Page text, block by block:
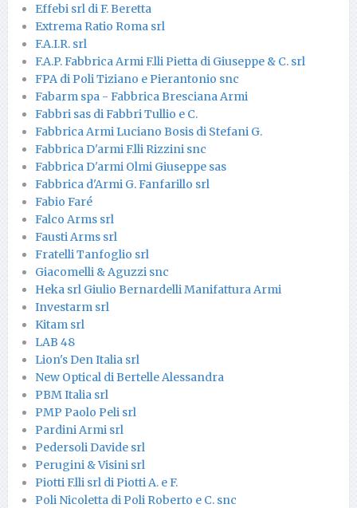
Effebi srl di F. Beretta
Extrema Ratio Roma srl
F.A.I.R. srl
F.A.P. Fabbrica Armi F.lli Pietta di Giuseppe & C. srl
FPA di Poli Tiziano e Pierantonio snc
Fabarm spa - Fabbrica Bresciana Armi
Fabbri sas di Fabbri Tullio e C.
Fabbrica Armi Luciano Bosis di Stefani G.
Fabbrica D'armi F.lli Rizzini snc
Fabbrica D'armi Olmi Giuseppe sas
Fabbrica d'Armi G. Fanfarillo srl
Fabio Faré
Falco Arms srl
Fausti Arms srl
Fratelli Tanfoglio srl
Giacomelli & Aguzzi snc
Heka srl Giulio Bernardelli Manifattura Armi
Investarm srl
Kitam srl
LAB 48
Lion's Den Italia srl
New Optical di Bertelle Alessandra
PBM Italia srl
PMP Paolo Peli srl
Pardini Armi srl
Pedersoli Davide srl
Perugini & Visini srl
Piotti F.lli srl di Piotti A. e F.
Poli Nicoletta di Poli Roberto e C. snc